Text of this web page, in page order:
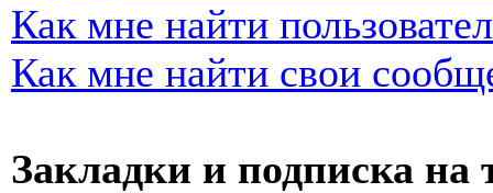
Как мне найти
Как мне найти свои
Закладки и подписка на